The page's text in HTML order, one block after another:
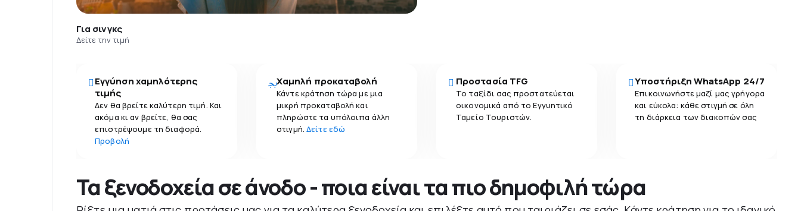
Για σινγκς
Δείτε την τιμή
Εγγύηση χαμηλότερης
τιμής
Δεν θα βρείτε καλύτερη τιμή. Και
ακόμα κι αν βρείτε, θα σας
επιστρέψουμε τη διαφορά.
Προβολή
Χαμηλή προκαταβολή
Κάντε κράτηση τώρα με μια
μικρή προκαταβολή και
πληρώστε τα υπόλοιπα άλλη
στιγμή.Δείτε εδώ
Προστασία TFG
Το ταξίδι σας προστατεύεται
οικονομικά από το Εγγυητικό
Ταμείο Τουριστών.
Υποστήριξη WhatsApp 24/7
Επικοινωνήστε μαζί μας γρήγορα
και εύκολα: κάθε στιγμή σε όλη
τη διάρκεια των διακοπών σας
Τα ξενοδοχεία σε άνοδο - ποια είναι τα πιο δημοφιλή τώρα